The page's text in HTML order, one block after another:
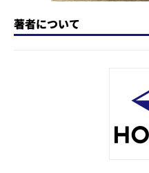
著者について